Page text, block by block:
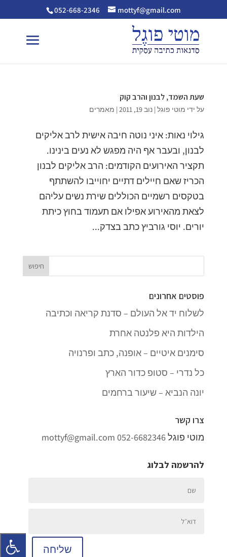
052-668-2346 mottyf@gmail.com
שעת השמד, לבנון והרב קוק
על ידי מוטי פוגל| נוב 19, 2011 | מאמרים
גילוי נאות: איני נוטה חיבה אישית לרב אליקים
לבנון, ובעבר אף היה מפגש לא נעים בינינו.
תקציר האירועים הקודמים: הרב אליקים לבנון
הכריז שאם חיילים דתיים יחוייבו להשתתף
בטקסים רשמיים הכוללים שירת נשים עליהם
לצאת מהאירוע אפילו אם תעמוד בחוץ כיתת
יורים. יוסי גורביץ כתב בצדק...
פוסטים אחרונים
לשלוח יד אל העולם – סדנת קריאה וכתיבה
הילדות היא פלנטה אחרת
סימנים איטיים – אופנה, כתב ופרנויה
כל נדרי – סטופ כדור הארץ
יונה הנביא – שיעור ברחמים
צרו קשר
מוטי פוגל052-6682346
mottyf@gmail.com
להרשמה לבלוג
שליחה